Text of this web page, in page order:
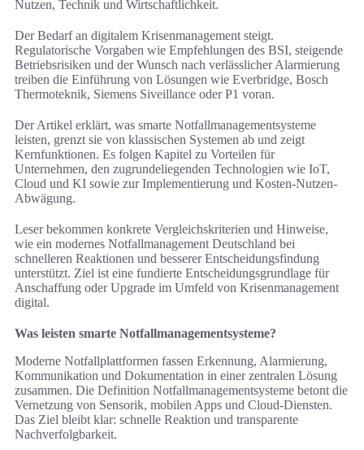
Nutzen, Technik und Wirtschaftlichkeit.
Der Bedarf an digitalem Krisenmanagement steigt.
Regulatorische Vorgaben wie Empfehlungen des BSI, steigende
Betriebsrisiken und der Wunsch nach verlässlicher Alarmierung
treiben die Einführung von Lösungen wie Everbridge, Bosch
Thermoteknik, Siemens Siveillance oder P1 voran.
Der Artikel erklärt, was smarte Notfallmanagementsysteme
leisten, grenzt sie von klassischen Systemen ab und zeigt
Kernfunktionen. Es folgen Kapitel zu Vorteilen für
Unternehmen, den zugrundeliegenden Technologien wie IoT,
Cloud und KI sowie zur Implementierung und Kosten-Nutzen-
Abwägung.
Leser bekommen konkrete Vergleichskriterien und Hinweise,
wie ein modernes Notfallmanagement Deutschland bei
schnelleren Reaktionen und besserer Entscheidungsfindung
unterstützt. Ziel ist eine fundierte Entscheidungsgrundlage für
Anschaffung oder Upgrade im Umfeld von Krisenmanagement
digital.
Was leisten smarte Notfallmanagementsysteme?
Moderne Notfallplattformen fassen Erkennung, Alarmierung,
Kommunikation und Dokumentation in einer zentralen Lösung
zusammen. Die Definition Notfallmanagementsysteme betont die
Vernetzung von Sensorik, mobilen Apps und Cloud‑Diensten.
Das Ziel bleibt klar: schnelle Reaktion und transparente
Nachverfolgbarkeit.